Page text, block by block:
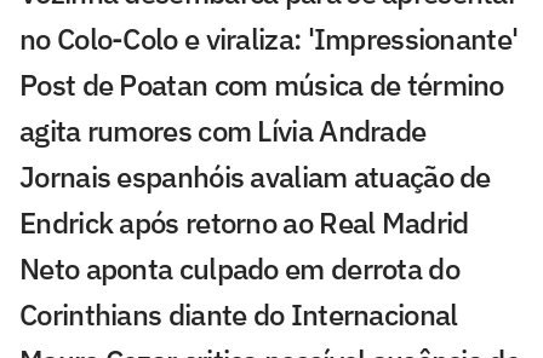
no Colo-Colo e viraliza: 'Impressionante'
Post de Poatan com música de término
agita rumores com Lívia Andrade
Jornais espanhóis avaliam atuação de
Endrick após retorno ao Real Madrid
Neto aponta culpado em derrota do
Corinthians diante do Internacional